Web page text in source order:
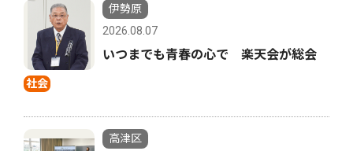
社会
伊勢原
2026.08.07
いつまでも青春の心で 楽天会が総会
高津区